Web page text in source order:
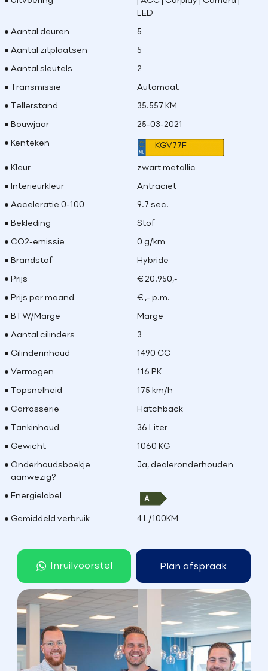
LED
Aantal deuren 5
Aantal zitplaatsen 5
Aantal sleutels 2
Transmissie Automaat
Tellerstand 35.557 KM
Bouwjaar 25-03-2021
Kenteken KGV77F
Kleur zwart metallic
Interieurkleur Antraciet
Acceleratie 0-100 9.7 sec.
Bekleding Stof
CO2-emissie 0 g/km
Brandstof Hybride
Prijs € 20.950,-
Prijs per maand € ,- p.m.
BTW/Marge Marge
Aantal cilinders 3
Cilinderinhoud 1490 CC
Vermogen 116 PK
Topsnelheid 175 km/h
Carrosserie Hatchback
Tankinhoud 36 Liter
Gewicht 1060 KG
Onderhoudsboekje
aanwezig?
Ja, dealeronderhouden
Energielabel
Gemiddeld verbruik 4 L/100KM
Inruilvoorstel Plan afspraak